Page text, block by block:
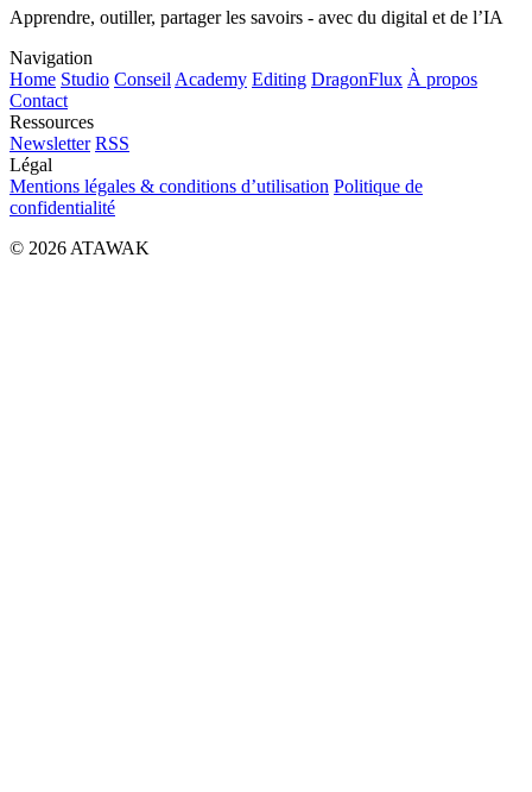
Apprendre, outiller, partager les savoirs - avec du digital et de l’IA
Navigation
Home Studio Conseil Academy Editing DragonFlux À propos
Contact
Ressources
Newsletter RSS
Légal
Mentions légales & conditions d’utilisation Politique de
confidentialité
© 2026 ATAWAK